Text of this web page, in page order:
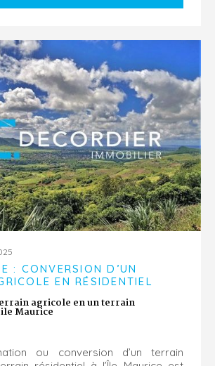
: CONVERSION D’UN
EN RÉSIDENTIEL
agricole en un terrain
Maurice
ou conversion d’un terrain